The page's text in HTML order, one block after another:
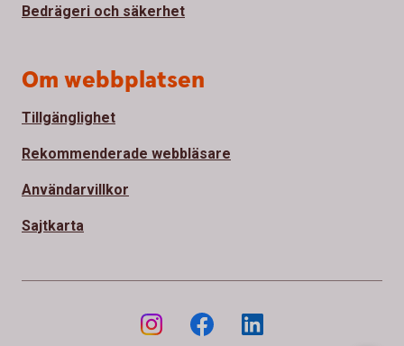
Bedrägeri och säkerhet
Om webbplatsen
Tillgänglighet
Rekommenderade webbläsare
Användarvillkor
Sajtkarta